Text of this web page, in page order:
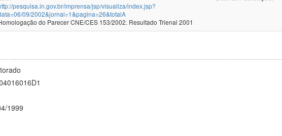
pesquisa.in.gov.br/imprensa/jsp/visualiza/index.jsp?
09/2002&jornal=1&pagina=26&totalA
do Parecer CNE/CES 153/2002. Resultado Trienal 2001
1999